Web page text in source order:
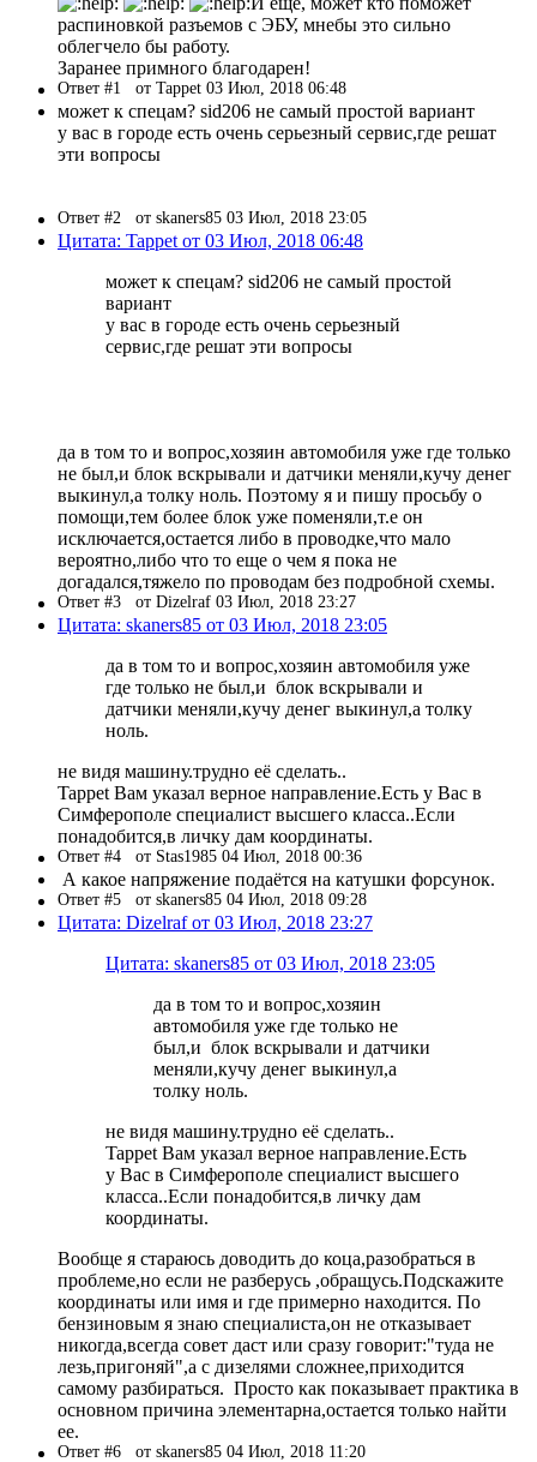
распиновкой разъемов с ЭБУ, мнебы это сильно
облегчело бы работу.
Заранее примного благодарен!
Ответ #1 от Tappet 03 Июл, 2018 06:48
может к спецам? sid206 не самый простой вариант
у вас в городе есть очень серьезный сервис,где решат
эти вопросы
Ответ #2 от skaners85 03 Июл, 2018 23:05
Цитата: Tappet от 03 Июл, 2018 06:48
может к спецам? sid206 не самый простой
вариант
у вас в городе есть очень серьезный
сервис,где решат эти вопросы
да в том то и вопрос,хозяин автомобиля уже где только
не был,и блок вскрывали и датчики меняли,кучу денег
выкинул,а толку ноль. Поэтому я и пишу просьбу о
помощи,тем более блок уже поменяли,т.е он
исключается,остается либо в проводке,что мало
вероятно,либо что то еще о чем я пока не
догадался,тяжело по проводам без подробной схемы.
Ответ #3 от Dizelraf 03 Июл, 2018 23:27
Цитата: skaners85 от 03 Июл, 2018 23:05
да в том то и вопрос,хозяин автомобиля уже
где только не был,и блок вскрывали и
датчики меняли,кучу денег выкинул,а толку
ноль.
не видя машину.трудно её сделать..
Tappet Вам указал верное направление.Есть у Вас в
Симферополе специалист высшего класса..Если
понадобится,в личку дам координаты.
Ответ #4 от Stas1985 04 Июл, 2018 00:36
А какое напряжение подаётся на катушки форсунок.
Ответ #5 от skaners85 04 Июл, 2018 09:28
Цитата: Dizelraf от 03 Июл, 2018 23:27
Цитата: skaners85 от 03 Июл, 2018 23:05
да в том то и вопрос,хозяин
автомобиля уже где только не
был,и блок вскрывали и датчики
меняли,кучу денег выкинул,а
толку ноль.
не видя машину.трудно её сделать..
Tappet Вам указал верное направление.Есть
у Вас в Симферополе специалист высшего
класса..Если понадобится,в личку дам
координаты.
Вообще я стараюсь доводить до коца,разобраться в
проблеме,но если не разберусь ,обращусь.Подскажите
координаты или имя и где примерно находится. По
бензиновым я знаю специалиста,он не отказывает
никогда,всегда совет даст или сразу говорит:"туда не
лезь,пригоняй",а с дизелями сложнее,приходится
самому разбираться. Просто как показывает практика в
основном причина элементарна,остается только найти
ее.
Ответ #6 от skaners85 04 Июл, 2018 11:20